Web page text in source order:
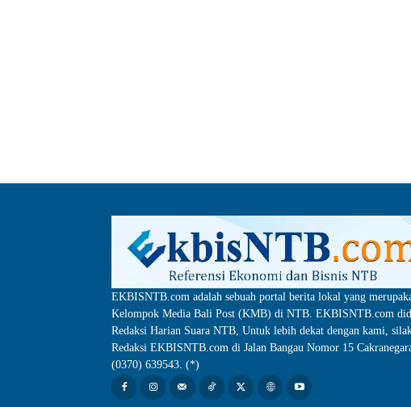
EKBISNTB.com adalah sebuah portal berita lokal yang
Kelompok Media Bali Post (KMB) di NTB. EKBISNTB.com
Redaksi Harian Suara NTB, Untuk lebih dekat dengan kami,
Redaksi EKBISNTB.com di Jalan Bangau Nomor 15
(0370) 639543. (*)